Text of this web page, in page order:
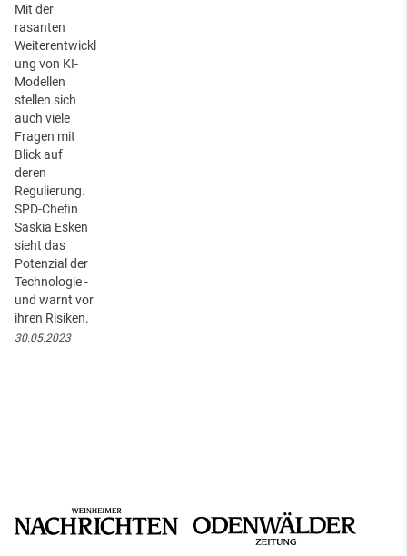
Mit der
rasanten
Weiterentwickl
ung von KI-
Modellen
stellen sich
auch viele
Fragen mit
Blick auf
deren
Regulierung.
SPD-Chefin
Saskia Esken
sieht das
Potenzial der
Technologie -
und warnt vor
ihren Risiken.
30.05.2023